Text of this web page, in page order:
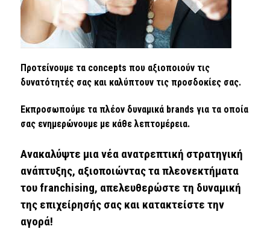
Προτείνουμε τα concepts που αξιοποιούν τις
δυνατότητές σας και καλύπτουν τις προσδοκίες σας.
Εκπροσωπούμε τα πλέον δυναμικά brands για τα οποία
σας ενημερώνουμε με κάθε λεπτομέρεια.
Ανακαλύψτε μια νέα ανατρεπτική στρατηγική
ανάπτυξης, αξιοποιώντας τα πλεονεκτήματα
του franchising, απελευθερώστε τη δυναμική
της επιχείρησής σας και κατακτείστε την
αγορά!